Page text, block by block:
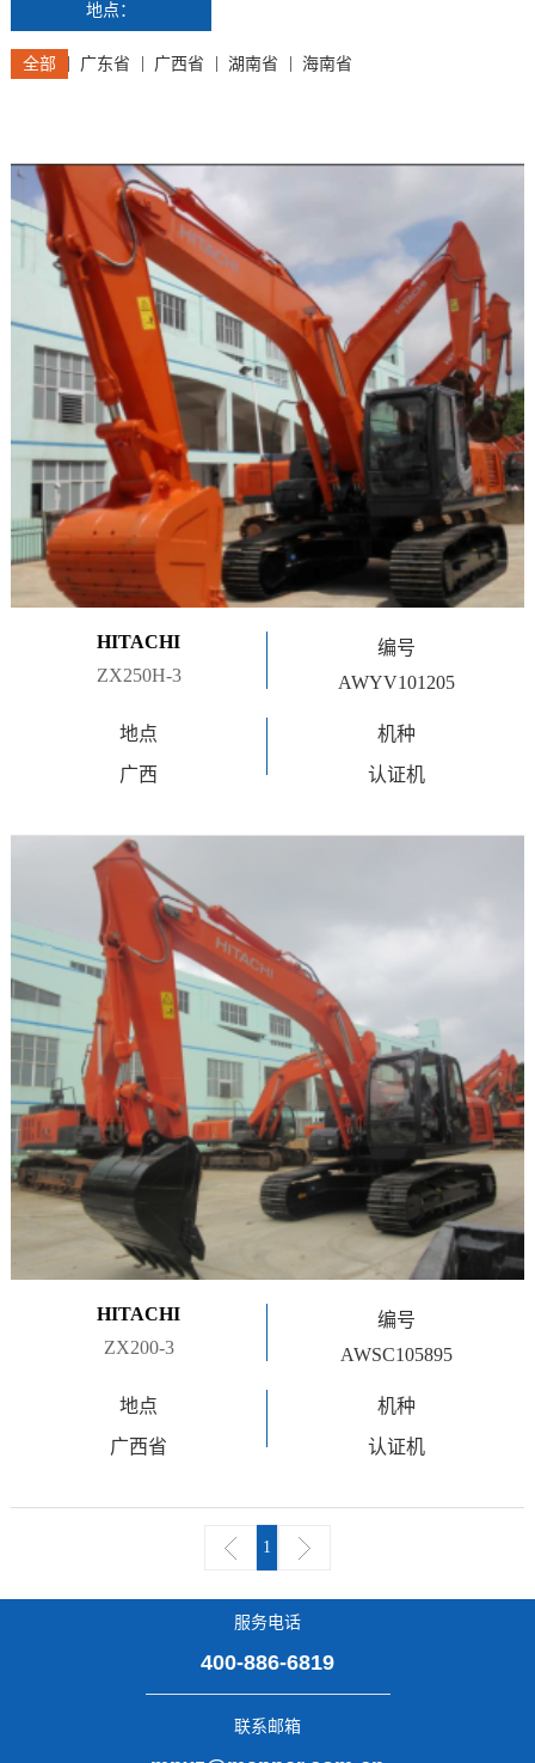
地点：
全部 广东省 广西省 湖南省 海南省
HITACHI
ZX250H-3
编号
AWYV101205
地点
广西
机种
认证机
HITACHI
ZX200-3
编号
AWSC105895
地点
广西省
机种
认证机
1
服务电话
400-886-6819
联系邮箱